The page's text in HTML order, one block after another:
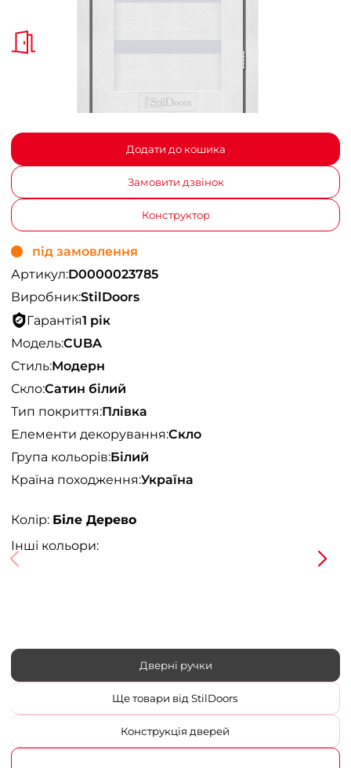
Додати до кошика
Замовити дзвінок
Конструктор
під замовлення
Артикул:D0000023785
Виробник:StilDoors
Гарантія1 рік
Модель:CUBA
Стиль:Модерн
Скло:Сатин білий
Тип покриття:Плівка
Елементи декорування:Скло
Група кольорів:Білий
Країна походження:Україна
Колір: Біле Дерево
Інші кольори:
Дверні ручки
Ще товари від StilDoors
Конструкція дверей